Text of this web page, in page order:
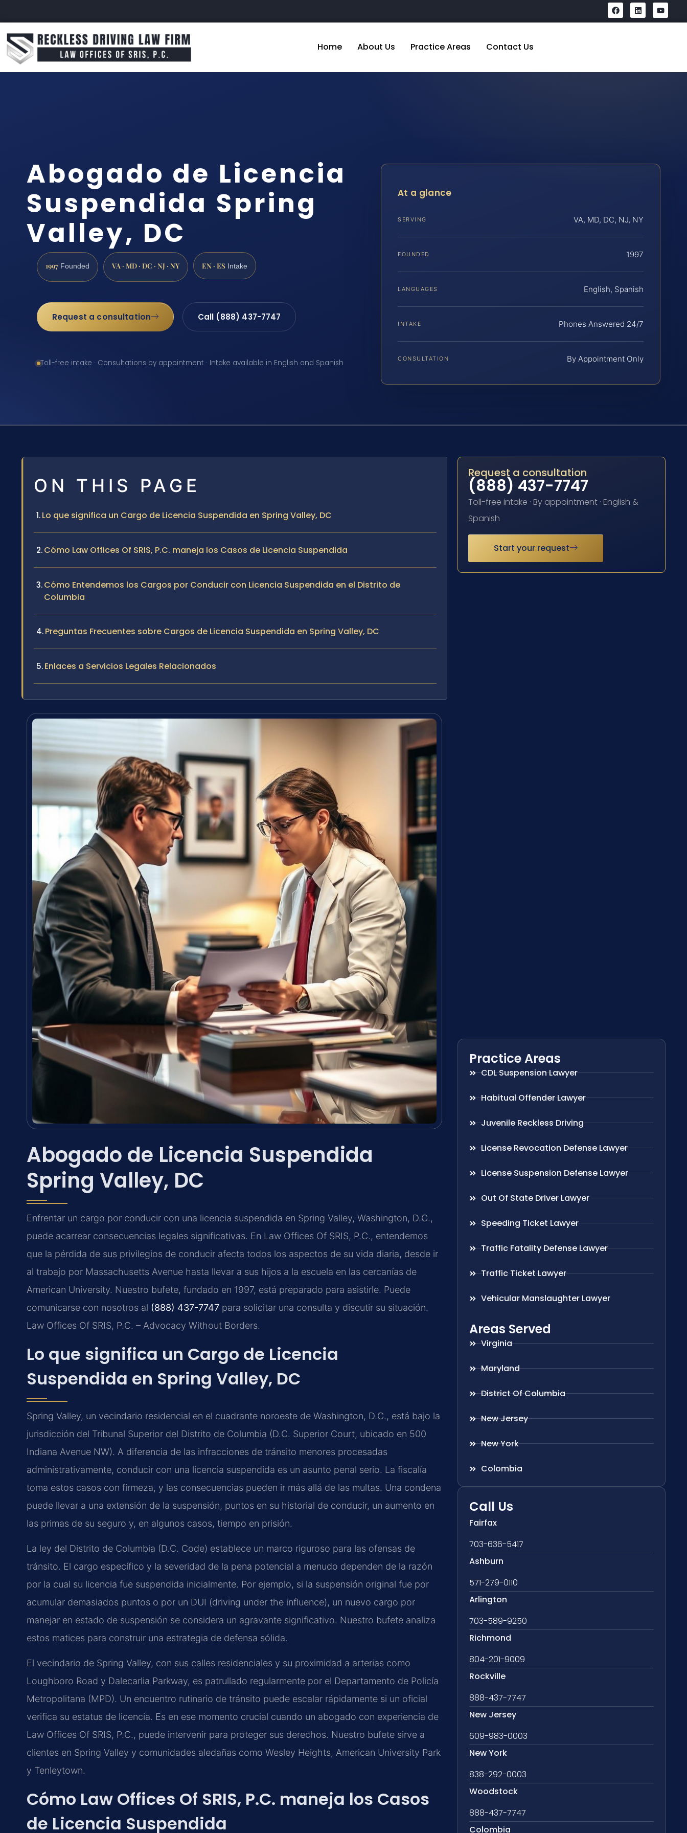
Home About Us Practice Areas Contact Us
Abogado de Licencia
Suspendida Spring
Valley, DC
1997 Founded VA · MD · DC · NJ · NY EN · ES Intake
Request a consultation Call (888) 437-7747
Toll-free intake · Consultations by appointment · Intake available in English and Spanish
At a glance
SERVING VA, MD, DC, NJ, NY
FOUNDED 1997
LANGUAGES English, Spanish
INTAKE Phones Answered 24/7
CONSULTATION By Appointment Only
ON THIS PAGE
Lo que significa un Cargo de Licencia Suspendida en Spring Valley, DC
Cómo Law Offices Of SRIS, P.C. maneja los Casos de Licencia Suspendida
Cómo Entendemos los Cargos por Conducir con Licencia Suspendida en el Distrito de
Columbia
Preguntas Frecuentes sobre Cargos de Licencia Suspendida en Spring Valley, DC
Enlaces a Servicios Legales Relacionados
Abogado de Licencia Suspendida
Spring Valley, DC
Enfrentar un cargo por conducir con una licencia suspendida en Spring Valley, Washington, D.C.,
puede acarrear consecuencias legales significativas. En Law Offices Of SRIS, P.C., entendemos
que la pérdida de sus privilegios de conducir afecta todos los aspectos de su vida diaria, desde ir
al trabajo por Massachusetts Avenue hasta llevar a sus hijos a la escuela en las cercanías de
American University. Nuestro bufete, fundado en 1997, está preparado para asistirle. Puede
comunicarse con nosotros al (888) 437-7747 para solicitar una consulta y discutir su situación.
Law Offices Of SRIS, P.C. – Advocacy Without Borders.
Lo que significa un Cargo de Licencia
Suspendida en Spring Valley, DC
Spring Valley, un vecindario residencial en el cuadrante noroeste de Washington, D.C., está bajo la
jurisdicción del Tribunal Superior del Distrito de Columbia (D.C. Superior Court, ubicado en 500
Indiana Avenue NW). A diferencia de las infracciones de tránsito menores procesadas
administrativamente, conducir con una licencia suspendida es un asunto penal serio. La fiscalía
toma estos casos con firmeza, y las consecuencias pueden ir más allá de las multas. Una condena
puede llevar a una extensión de la suspensión, puntos en su historial de conducir, un aumento en
las primas de su seguro y, en algunos casos, tiempo en prisión.
La ley del Distrito de Columbia (D.C. Code) establece un marco riguroso para las ofensas de
tránsito. El cargo específico y la severidad de la pena potencial a menudo dependen de la razón
por la cual su licencia fue suspendida inicialmente. Por ejemplo, si la suspensión original fue por
acumular demasiados puntos o por un DUI (driving under the influence), un nuevo cargo por
manejar en estado de suspensión se considera un agravante significativo. Nuestro bufete analiza
estos matices para construir una estrategia de defensa sólida.
El vecindario de Spring Valley, con sus calles residenciales y su proximidad a arterias como
Loughboro Road y Dalecarlia Parkway, es patrullado regularmente por el Departamento de Policía
Metropolitana (MPD). Un encuentro rutinario de tránsito puede escalar rápidamente si un oficial
verifica su estatus de licencia. Es en ese momento crucial cuando un abogado con experiencia de
Law Offices Of SRIS, P.C., puede intervenir para proteger sus derechos. Nuestro bufete sirve a
clientes en Spring Valley y comunidades aledañas como Wesley Heights, American University Park
y Tenleytown.
Cómo Law Offices Of SRIS, P.C. maneja los Casos
de Licencia Suspendida
Request a consultation
(888) 437-7747
Toll-free intake · By appointment · English &
Spanish
Start your request
Practice Areas
CDL Suspension Lawyer
Habitual Offender Lawyer
Juvenile Reckless Driving
License Revocation Defense Lawyer
License Suspension Defense Lawyer
Out Of State Driver Lawyer
Speeding Ticket Lawyer
Traffic Fatality Defense Lawyer
Traffic Ticket Lawyer
Vehicular Manslaughter Lawyer
Areas Served
Virginia
Maryland
District Of Columbia
New Jersey
New York
Colombia
Call Us
Fairfax
703-636-5417
Ashburn
571-279-0110
Arlington
703-589-9250
Richmond
804-201-9009
Rockville
888-437-7747
New Jersey
609-983-0003
New York
838-292-0003
Woodstock
888-437-7747
Colombia